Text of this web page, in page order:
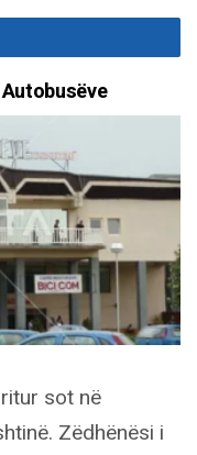
sot në
Zëdhënësi i